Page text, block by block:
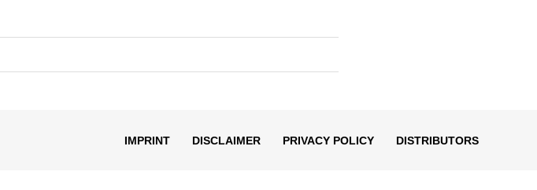
IMPRINT DISCLAIMER PRIVACY POLICY DISTRIBUTORS